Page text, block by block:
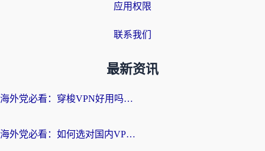
应用权限
联系我们
最新资讯
海外党必看：穿梭VPN好用吗？和云帆VPN对比哪个回国效果更好？附真实测评+避坑指南
海外党必看：如何选对国内VPN，实现无缝访问国内资源？